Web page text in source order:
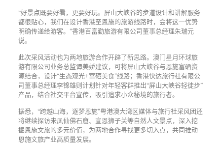
“好景点既要好看，更要好玩。屏山大峡谷的步道设计和讲解服务
都很贴心，我们在设计香港至恩施的旅游线路时，会将这一优势
明确传递给游客。”香港百富勤旅游有限公司董事总经理朱瑞元
说。
此次采风活动也为两地旅游合作开辟了新思路。澳门星月环球旅
游有限公司业务总监谭美娇建议，可将屏山大峡谷与恩施富硒资
源结合，设计“生态观光+富硒美食”线路；香港快达旅行社有限公
司董事总经理李锦雄则计划针对年轻客群推出“屏山大峡谷轻徒步”
产品，结合社交平台宣传，吸引追求小众秘境的旅行者。
据悉，“跨越山海，逐梦恩施”粤港澳大湾区媒体与旅行社采风团还
将继续探访来凤仙佛石窟、宣恩狮子关等自然人文景点，深入挖
掘恩施文旅的多元价值，为两地合作寻找更多切入点，共同推动
恩施文旅产业高质量发展。